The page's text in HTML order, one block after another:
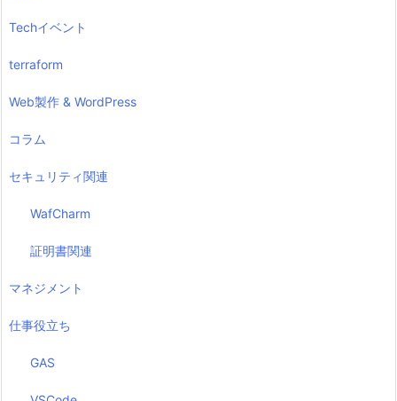
Techイベント
terraform
Web製作 & WordPress
コラム
セキュリティ関連
WafCharm
証明書関連
マネジメント
仕事役立ち
GAS